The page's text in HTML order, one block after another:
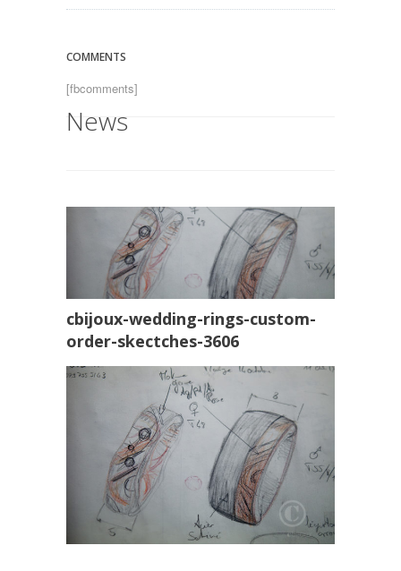
COMMENTS
[fbcomments]
News
cbijoux-wedding-rings-custom-
order-skectches-3606